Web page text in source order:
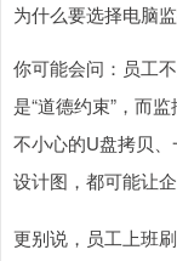
为什么要选择电脑
你可能会问：员工
是“道德约束”，而
不小心的U盘拷贝
设计图，都可能让
更别说，员工上班